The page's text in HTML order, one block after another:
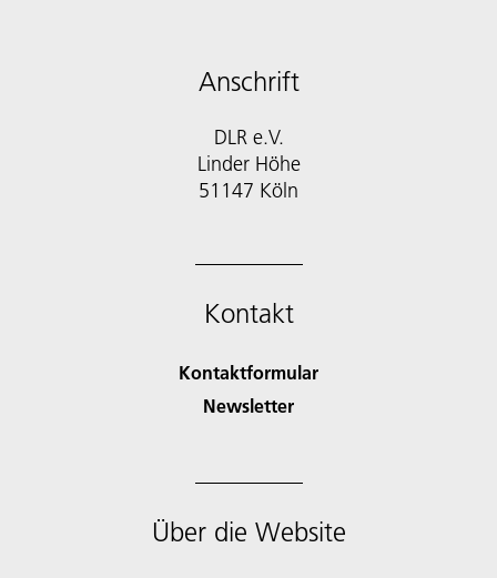
Anschrift
DLR e.V.
Linder Höhe
51147 Köln
Kontakt
Kontaktformular
Newsletter
Über die Website